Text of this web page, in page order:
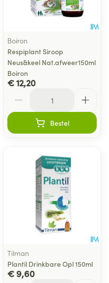
Boiron
Respiplant Siroop
Neus&keel Nat.afweer150ml
Boiron
€ 12,20
Bestel
Tilman
Plantil Drinkbare Opl 150ml
€ 9,60